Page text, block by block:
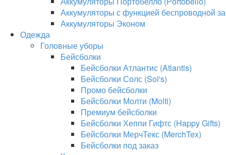
Аккумуляторы с функцией беспроводной
Аккумуляторы Эконом
Одежда
Головные уборы
Бейсболки
Бейсболки Атлантис (Atlantis)
Бейсболки Солс (Sol's)
Промо бейсболки
Бейсболки Молти (Molti)
Премиум бейсболки
Бейсболки Хеппи Гифтс (Happy Gifts)
Бейсболки МерчТекс (MerchTex)
Бейсболки под заказ